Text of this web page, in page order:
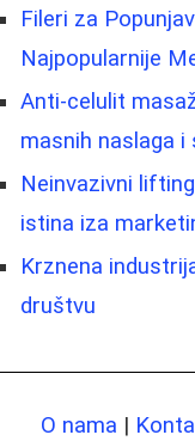
Fileri za
Najpopularnije
Anti-celulit
masnih naslaga i
Neinvazivni
istina iza
Krznena
društvu
O nama |